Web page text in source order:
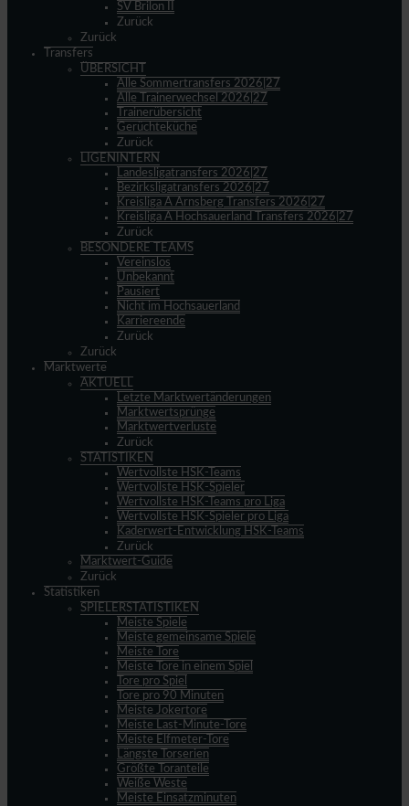
SV Brilon II
Zurück
Zurück
Transfers
ÜBERSICHT
Alle Sommertransfers 2026|27
Alle Trainerwechsel 2026|27
Trainerübersicht
Gerüchteküche
Zurück
LIGENINTERN
Landesligatransfers 2026|27
Bezirksligatransfers 2026|27
Kreisliga A Arnsberg Transfers 2026|27
Kreisliga A Hochsauerland Transfers 2026|27
Zurück
BESONDERE TEAMS
Vereinslos
Unbekannt
Pausiert
Nicht im Hochsauerland
Karriereende
Zurück
Zurück
Marktwerte
AKTUELL
Letzte Marktwertänderungen
Marktwertsprünge
Marktwertverluste
Zurück
STATISTIKEN
Wertvollste HSK-Teams
Wertvollste HSK-Spieler
Wertvollste HSK-Teams pro Liga
Wertvollste HSK-Spieler pro Liga
Kaderwert-Entwicklung HSK-Teams
Zurück
Marktwert-Guide
Zurück
Statistiken
SPIELERSTATISTIKEN
Meiste Spiele
Meiste gemeinsame Spiele
Meiste Tore
Meiste Tore in einem Spiel
Tore pro Spiel
Tore pro 90 Minuten
Meiste Jokertore
Meiste Last-Minute-Tore
Meiste Elfmeter-Tore
Längste Torserien
Größte Toranteile
Weiße Weste
Meiste Einsatzminuten